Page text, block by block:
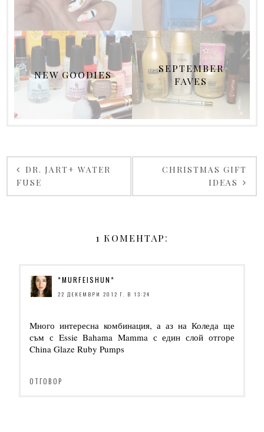
NEW GOODIES
SEPTEMBER
FAVES
DR. JART+ WATER
FUSE
CHRISTMAS GIFT
IDEAS
1 КОМЕНТАР:
*MURFEISHUN*
22 ДЕКЕМВРИ 2012 Г. В 13:24
Много интересна комбинация, а аз на Коледа ще
съм с Essie Bahama Mamma с един слой отгоре
China Glaze Ruby Pumps
ОТГОВОР